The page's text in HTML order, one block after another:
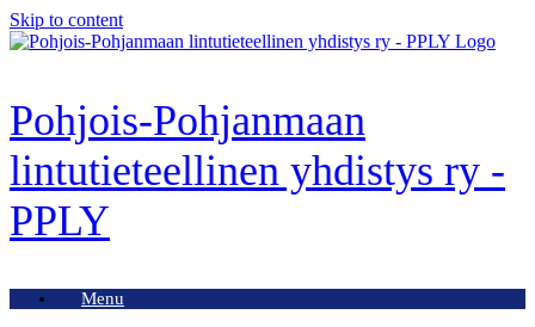
Skip to content
Pohjois-Pohjanmaan
lintutieteellinen yhdistys ry -
PPLY
Menu